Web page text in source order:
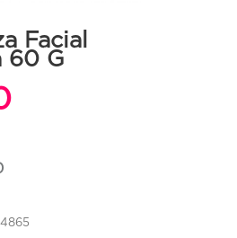
Facial
60 G